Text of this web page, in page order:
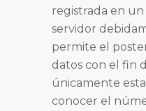
registrada en
servidor
permite el
datos con el fin
únicamente
conocer el